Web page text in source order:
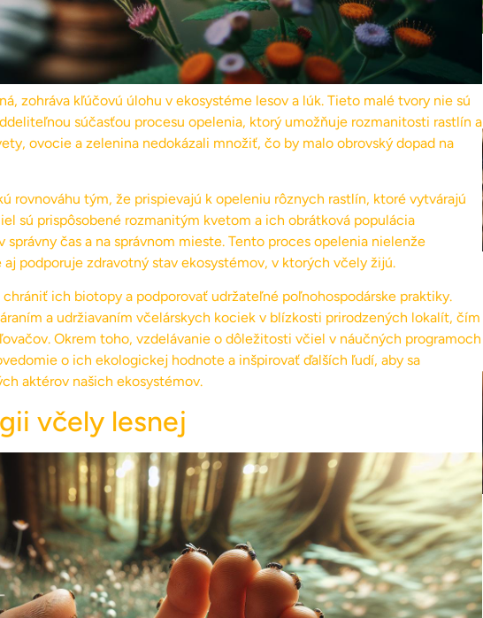
zohráva kľúčovú úlohu v ekosystéme lesov a lúk. Tieto malé tvory nie sú
súčasťou procesu opelenia, ktorý umožňuje rozmanitosti rastlín a
ovocie a zelenina nedokázali množiť, čo by malo obrovský dopad na
rovnováhu tým, že prispievajú k opeleniu rôznych rastlín, ktoré vytvárajú
sú prispôsobené rozmanitým kvetom a ich obrátková populácia
čas a na správnom mieste. Tento proces opelenia nielenže
podporuje zdravotný stav ekosystémov, v ktorých včely žijú.
ich biotopy a podporovať udržateľné poľnohospodárske praktiky.
a udržiavaním včelárskych kociek v blízkosti prirodzených lokalít, čím
Okrem toho, vzdelávanie o dôležitosti včiel v náučných programoch
o ich ekologickej hodnote a inšpirovať ďalších ľudí, aby sa
aktérov našich ekosystémov.
včely lesnej